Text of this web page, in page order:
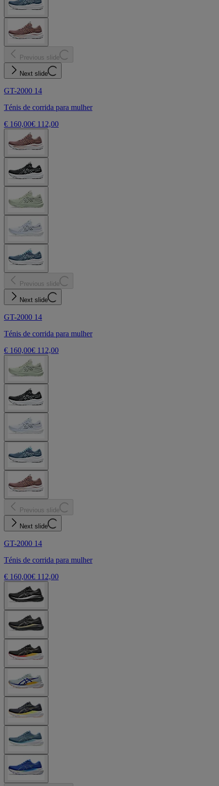
Previous slide
Next slide
GT-2000 14
Ténis de corrida para mulher
€ 160,00€ 112,00
Previous slide
Next slide
GT-2000 14
Ténis de corrida para mulher
€ 160,00€ 112,00
Previous slide
Next slide
GT-2000 14
Ténis de corrida para mulher
€ 160,00€ 112,00